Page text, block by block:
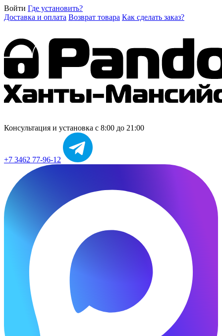
Войти Где установить?
Доставка и оплата Возврат товара Как сделать заказ?
Консультация и установка с 8:00 до 21:00
+7 3462 77-96-12